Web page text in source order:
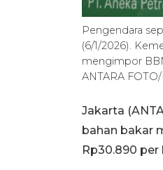
Pengendara
(6/1/2026).
mengimpor
ANTARA
Jakarta
bahan bakar
Rp30.890